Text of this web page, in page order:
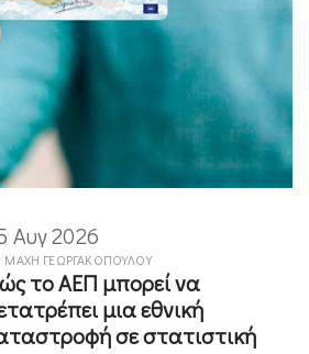
Αυγ 2026
ΜΆΧΗ ΓΕΩΡΓΑΚΟΠΟΎΛΟΥ
το ΑΕΠ μπορεί να
μια εθνική
σε στατιστική